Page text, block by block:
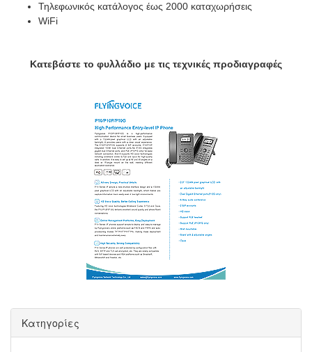
Τηλεφωνικός κατάλογος έως 2000 καταχωρήσεις
WiFi
Κατεβάστε το φυλλάδιο με τις τεχνικές προδιαγραφές
Κατηγορίες